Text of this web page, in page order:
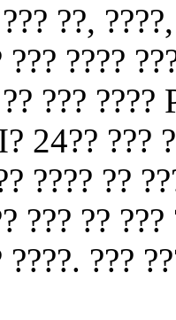
??,
????
??? ????
24?? ???
???? ??
??? ??
???